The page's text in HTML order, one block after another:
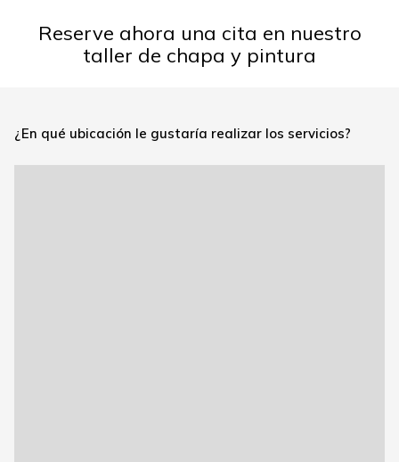
Reserve ahora una cita en nuestro
taller de chapa y pintura
¿En qué ubicación le gustaría realizar los servicios?